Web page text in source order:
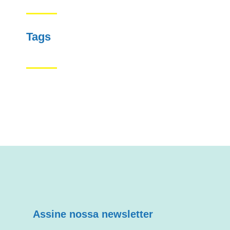
Tags
Assine nossa newsletter